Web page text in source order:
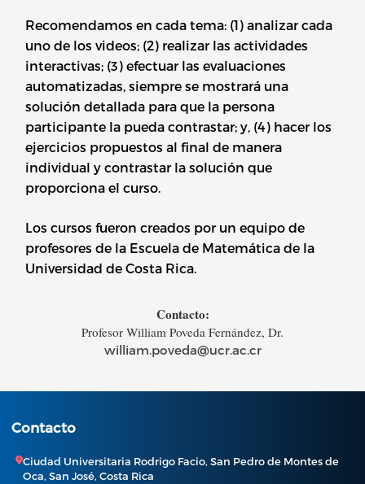
Recomendamos en cada tema: (1) analizar cada
uno de los videos; (2) realizar las actividades
interactivas; (3) efectuar las evaluaciones
automatizadas, siempre se mostrará una
solución detallada para que la persona
participante la pueda contrastar; y, (4) hacer los
ejercicios propuestos al final de manera
individual y contrastar la solución que
proporciona el curso.
Los cursos fueron creados por un equipo de
profesores de la Escuela de Matemática de la
Universidad de Costa Rica.
Contacto:
Profesor William Poveda Fernández, Dr.
william.poveda@ucr.ac.cr
Contacto
Ciudad Universitaria Rodrigo Facio, San Pedro de Montes de
Oca, San José, Costa Rica